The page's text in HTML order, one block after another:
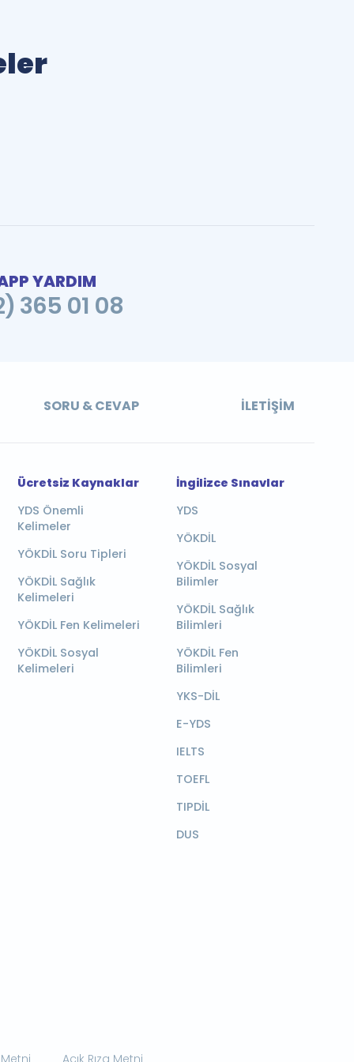
YARDIM
365 01 08
SORU & CEVAP İLETIŞIM
Ücretsiz Kaynaklar
YDS Önemli
Kelimeler
YÖKDİL Soru Tipleri
YÖKDİL Sağlık
Kelimeleri
YÖKDİL Fen Kelimeleri
YÖKDİL Sosyal
Kelimeleri
İngilizce Sınavlar
YDS
YÖKDİL
YÖKDİL Sosyal
Bilimler
YÖKDİL Sağlık
Bilimleri
YÖKDİL Fen
Bilimleri
YKS-DİL
E-YDS
IELTS
TOEFL
TIPDİL
DUS
Açık Rıza Metni